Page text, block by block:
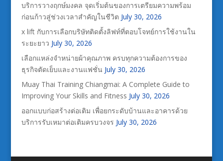
บริการวางฤกษ์มงคล จุดเริ่มต้นของการเตรียมความพร้อม
ก่อนก้าวสู่ช่วงเวลาสำคัญในชีวิต July 30, 2026
x lift กับการเลือกบริษัทติดตั้งลิฟท์ที่ตอบโจทย์การใช้งานใน
ระยะยาว July 30, 2026
เลือกแหล่งจำหน่ายผ้าคุณภาพ ครบทุกความต้องการของ
ธุรกิจตัดเย็บและงานแฟชั่น July 30, 2026
Muay Thai Training Chiangmai: A Complete Guide to
Improving Your Skills and Fitness July 30, 2026
ออกแบบก่อสร้างต่อเติม เพื่อยกระดับบ้านและอาคารด้วย
บริการรับเหมาต่อเติมครบวงจร July 30, 2026